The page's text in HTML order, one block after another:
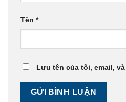
Tên *
Lưu tên của tôi, email,